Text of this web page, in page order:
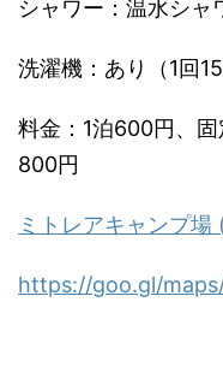
シャワー：温水シャ
洗濯機：あり（1回
料金：1泊600円、
800円
ミトレアキャンプ
https://goo.gl/